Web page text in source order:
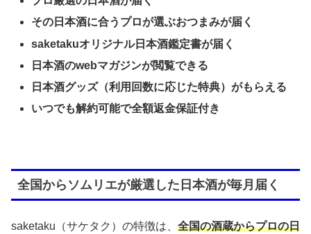
その日本酒に合うプロが選ぶおつまみが届く
saketakuオリジナル日本酒鑑定書が届く
日本酒のwebマガジンが閲覧できる
日本酒グッズ（利用回数に応じた特典）がもらえる
いつでも解約可能で全額返金保証付き
全国からソムリエが厳選した日本酒が毎月届く
saketaku（サケタク）の特徴は、 全国の酒蔵からプロの日